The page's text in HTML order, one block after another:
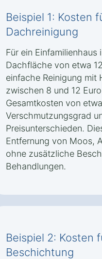
Beispiel 1: Kosten
Dachreinigung
Für ein
Dachfläche von etwa
einfache Reinigung mit
zwischen 8 und 12
Gesamtkosten von
Verschmutzungsgrad
Preisunterschieden.
Entfernung von Moos,
ohne zusätzliche
Behandlungen.
Beispiel 2: Kosten
Beschichtung